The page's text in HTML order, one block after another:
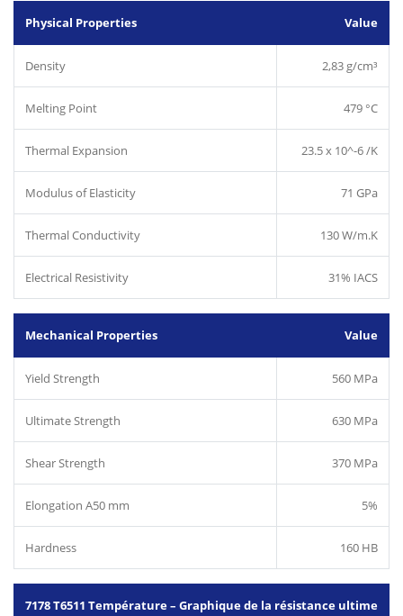
Physical Properties Value
Density 2,83 g/cm³
Melting Point 479 °C
Thermal Expansion 23.5 x 10^-6 /K
Modulus of Elasticity 71 GPa
Thermal Conductivity 130 W/m.K
Electrical Resistivity 31% IACS
Mechanical Properties Value
Yield Strength 560 MPa
Ultimate Strength 630 MPa
Shear Strength 370 MPa
Elongation A50 mm 5%
Hardness 160 HB
7178 T6511 Température – Graphique de la résistance ultime